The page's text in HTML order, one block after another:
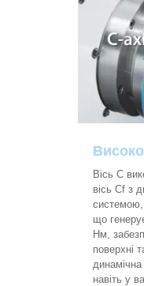
Вісь C
вісь Cf з
системою,
що
Нм,
поверхні
навіть у